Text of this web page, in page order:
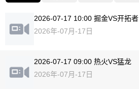
2026-07-17 10:00 掘金VS开拓者
2026年-07月-17日
2026-07-17 09:00 热火VS猛龙
2026年-07月-17日